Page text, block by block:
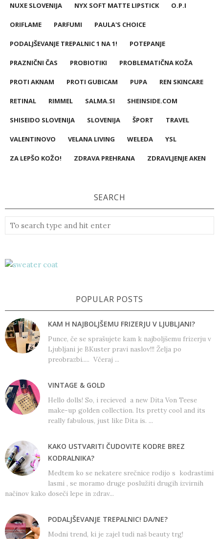
NUXE SLOVENIJA NYX SOFT MATTE LIPSTICK O.P.I
ORIFLAME PARFUMI PAULA'S CHOICE
PODALJŠEVANJE TREPALNIC 1 NA 1! POTEPANJE
PRAZNIČNI ČAS PROBIOTIKI PROBLEMATIČNA KOŽA
PROTI AKNAM PROTI GUBICAM PUPA REN SKINCARE
RETINAL RIMMEL SALMA.SI SHEINSIDE.COM
SHISEIDO SLOVENIJA SLOVENIJA ŠPORT TRAVEL
VALENTINOVO VELANA LIVING WELEDA YSL
ZA LEPŠO KOŽO! ZDRAVA PREHRANA ZDRAVLJENJE AKEN
SEARCH
POPULAR POSTS
KAM H NAJBOLJŠEMU FRIZERJU V LJUBLJANI?
Punce, če se sprašujete kam k najboljšemu frizerju v
Ljubljani je BKuster pravi naslov!!! Želja po
preobrazbi..... Včeraj ...
VINTAGE & GOLD
Hello dolls! So, i recieved a new Dita Von Teese
make-up golden collection. Its pretty cool and its
really fabulous, just like Dita is. ...
KAKO USTVARITI ČUDOVITE KODRE BREZ
KODRALNIKA?
Medtem ko se nekatere srečnice rodijo s kodrastimi
lasmi , se moramo druge poslužiti drugih izvirnih
načinov kako doseči lepe in zdrav...
PODALJŠEVANJE TREPALNIC! DA/NE?
Modni trend, ki je zajel tudi naš beauty trg!